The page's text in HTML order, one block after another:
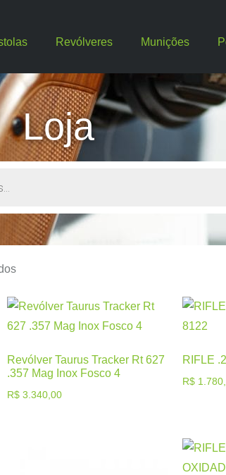
Revólveres Munições
Loja
Revólver Taurus Tracker Rt 627
.357 Mag Inox Fosco 4
R$ 3.340,00
RIFLE
R$